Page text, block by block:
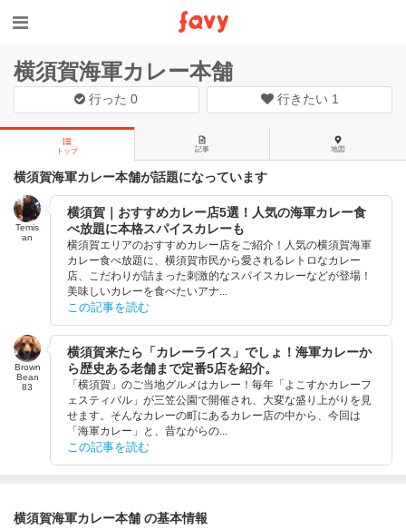
横須賀海軍カレー本舗
行った0 行きたい 1
トップ 記事 地図
横須賀海軍カレー本舗が話題になっています
Temis
an
横須賀｜おすすめカレー店5選！人気の海軍カレー食
べ放題に本格スパイスカレーも
横須賀エリアのおすすめカレー店をご紹介！人気の横須賀海軍
カレー食べ放題に、横須賀市民から愛されるレトロなカレー
店、こだわりが詰まった刺激的なスパイスカレーなどが登場！
美味しいカレーを食べたいアナ...
この記事を読む
Brown
Bean
83
横須賀来たら「カレーライス」でしょ！海軍カレーか
ら歴史ある老舗まで定番5店を紹介。
「横須賀」のご当地グルメはカレー！毎年「よこすかカレーフ
ェスティバル」が三笠公園で開催され、大変な盛り上がりを見
せます。そんなカレーの町にあるカレー店の中から、今回は
「海軍カレー」と、昔ながらの...
この記事を読む
横須賀海軍カレー本舗 の基本情報